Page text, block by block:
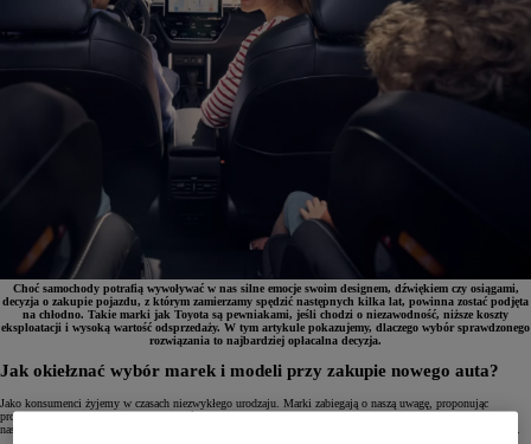
Choć samochody potrafią wywoływać w nas silne emocje swoim designem, dźwiękiem czy osiągami,
decyzja o zakupie pojazdu, z którym zamierzamy spędzić następnych kilka lat, powinna zostać podjęta
na chłodno. Takie marki jak Toyota są pewniakami, jeśli chodzi o niezawodność, niższe koszty
eksploatacji i wysoką wartość odsprzedaży. W tym artykule pokazujemy, dlaczego wybór sprawdzonego
rozwiązania to najbardziej opłacalna decyzja.
Jak okiełznać wybór marek i modeli przy zakupie nowego auta?
Jako konsumenci żyjemy w czasach niezwykłego urodzaju. Marki zabiegają o naszą uwagę, proponując
produkty na każdą okazję i każdą kieszeń. Od najbliższego dyskontu dzielą nas dwa kroki, a aplikacje w
naszych urządzeniach mobilnych pozwalają jednym dotknięciem zamawiać produkty z drugiego końca świata.